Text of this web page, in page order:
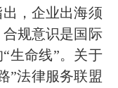
，企业出海须
规意识是国际
生命线”。关于
”法律服务联盟